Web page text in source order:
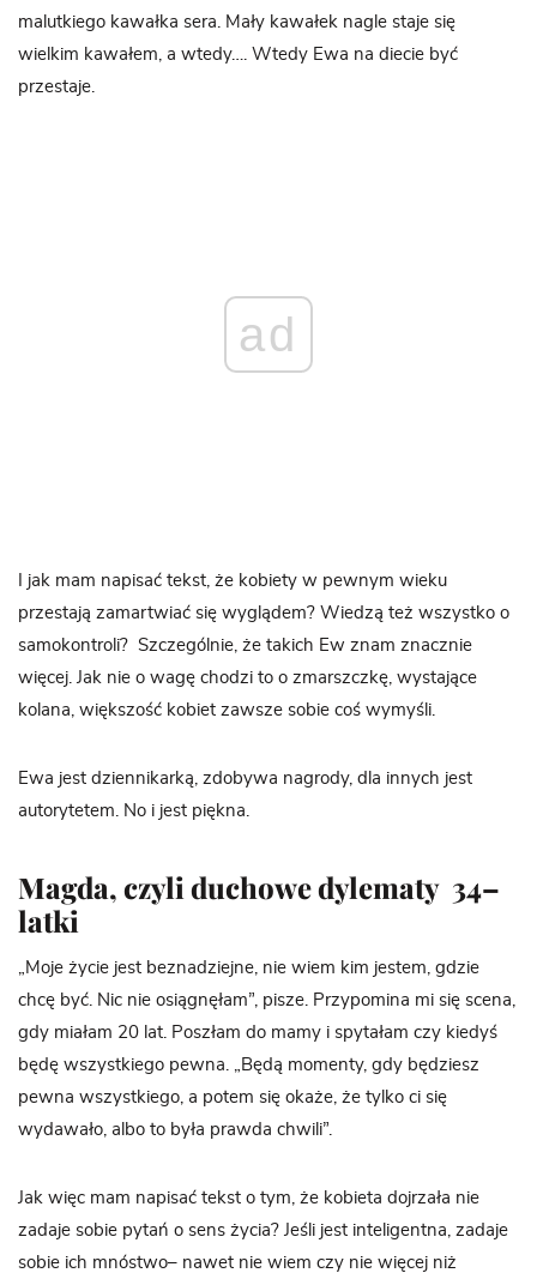
malutkiego kawałka sera. Mały kawałek nagle staje się
wielkim kawałem, a wtedy…. Wtedy Ewa na diecie być
przestaje.
ad
I jak mam napisać tekst, że kobiety w pewnym wieku
przestają zamartwiać się wyglądem? Wiedzą też wszystko o
samokontroli? Szczególnie, że takich Ew znam znacznie
więcej. Jak nie o wagę chodzi to o zmarszczkę, wystające
kolana, większość kobiet zawsze sobie coś wymyśli.
Ewa jest dziennikarką, zdobywa nagrody, dla innych jest
autorytetem. No i jest piękna.
Magda, czyli duchowe dylematy 34–
latki
„Moje życie jest beznadziejne, nie wiem kim jestem, gdzie
chcę być. Nic nie osiągnęłam”, pisze. Przypomina mi się scena,
gdy miałam 20 lat. Poszłam do mamy i spytałam czy kiedyś
będę wszystkiego pewna. „Będą momenty, gdy będziesz
pewna wszystkiego, a potem się okaże, że tylko ci się
wydawało, albo to była prawda chwili”.
Jak więc mam napisać tekst o tym, że kobieta dojrzała nie
zadaje sobie pytań o sens życia? Jeśli jest inteligentna, zadaje
sobie ich mnóstwo– nawet nie wiem czy nie więcej niż